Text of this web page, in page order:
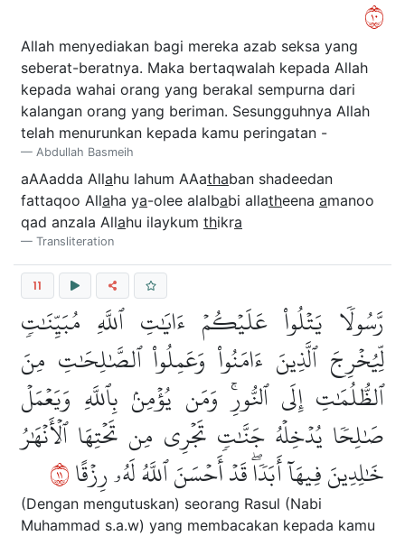
٠١
Allah menyediakan bagi mereka azab seksa yang
seberat-beratnya. Maka bertaqwalah kepada Allah
kepada wahai orang yang berakal sempurna dari
kalangan orang yang beriman. Sesungguhnya Allah
telah menurunkan kepada kamu peringatan -
Abdullah Basmeih
aAAadda Allahu lahum AAathaban shadeedan
fattaqoo Allaha ya-olee alalbabi allatheena amanoo
qad anzala Allahu ilaykum thikra
Transliteration
11
رَّسُولٗا يَتۡلُواْ عَلَيۡكُمۡ ءَايَٰتِ ٱللَّهِ مُبَيِّنَٰتٖ
لِّيُخۡرِجَ ٱلَّذِينَ ءَامَنُواْ وَعَمِلُواْ ٱلصَّٰلِحَٰتِ مِنَ
ٱلظُّلُمَٰتِ إِلَى ٱلنُّورِۚ وَمَن يُؤۡمِنۢ بِٱللَّهِ وَيَعۡمَلۡ
صَٰلِحٗا يُدۡخِلۡهُ جَنَّٰتٖ تَجۡرِي مِن تَحۡتِهَا ٱلۡأَنۡهَٰرُ
خَٰلِدِينَ فِيهَآ أَبَدٗاۖ قَدۡ أَحۡسَنَ ٱللَّهُ لَهُۥ رِزۡقًا١١
(Dengan mengutuskan) seorang Rasul (Nabi
Muhammad s.a.w) yang membacakan kepada kamu